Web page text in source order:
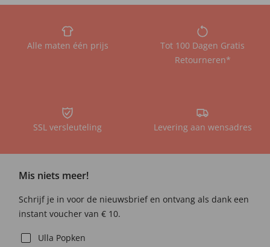
Alle maten één prijs
Tot 100 Dagen Gratis
Retourneren*
SSL versleuteling Levering aan wensadres
Mis niets meer!
Schrijf je in voor de nieuwsbrief en ontvang als dank een
instant voucher van € 10.
Ulla Popken